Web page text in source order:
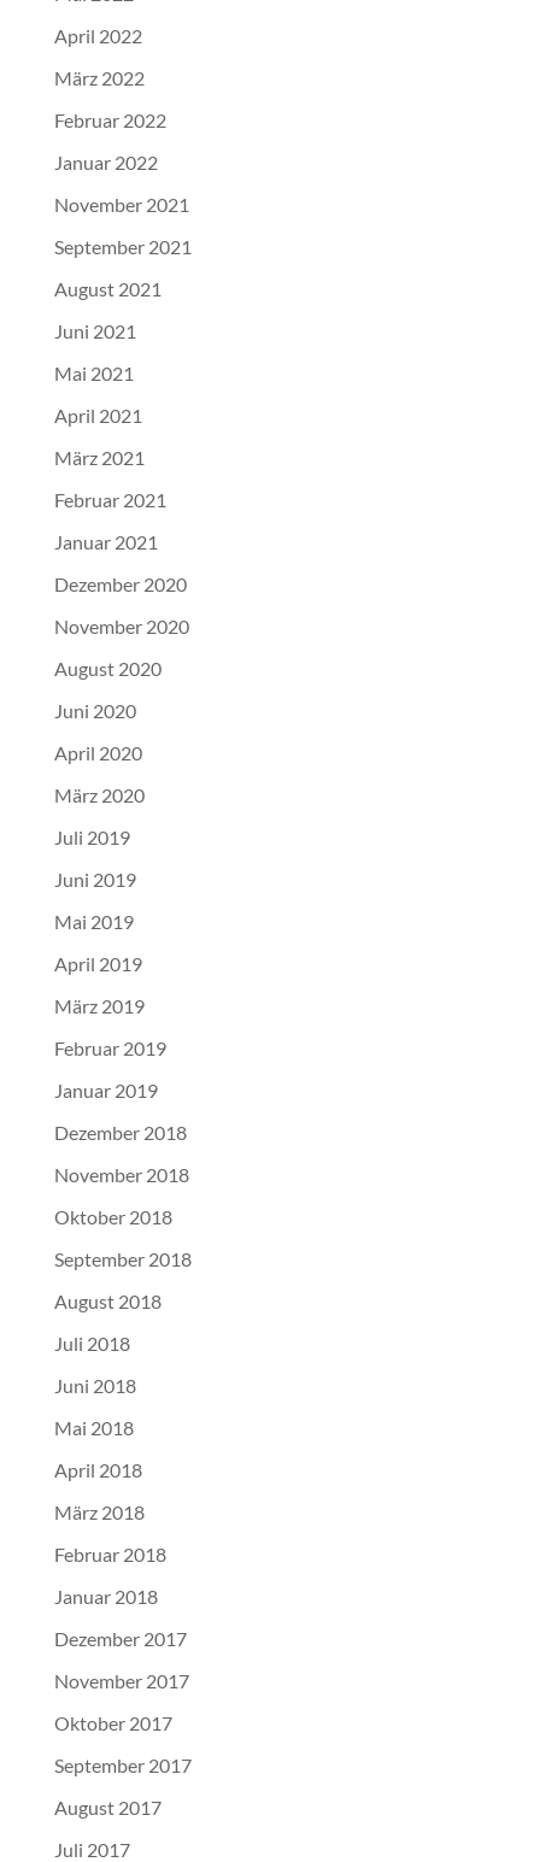
April 2022
März 2022
Februar 2022
Januar 2022
November 2021
September 2021
August 2021
Juni 2021
Mai 2021
April 2021
März 2021
Februar 2021
Januar 2021
Dezember 2020
November 2020
August 2020
Juni 2020
April 2020
März 2020
Juli 2019
Juni 2019
Mai 2019
April 2019
März 2019
Februar 2019
Januar 2019
Dezember 2018
November 2018
Oktober 2018
September 2018
August 2018
Juli 2018
Juni 2018
Mai 2018
April 2018
März 2018
Februar 2018
Januar 2018
Dezember 2017
November 2017
Oktober 2017
September 2017
August 2017
Juli 2017